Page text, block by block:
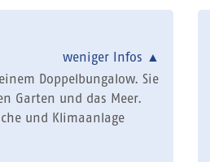
weniger Infos ▲
Doppelbungalow. Sie
Garten und das Meer.
und Klimaanlage